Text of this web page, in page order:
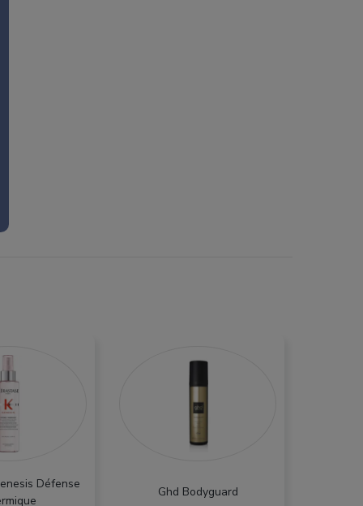
Défense
Ghd Bodyguard